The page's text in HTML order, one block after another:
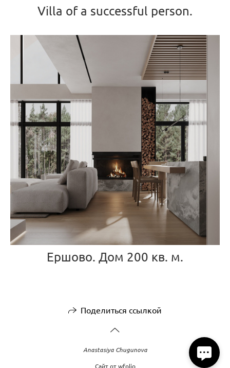
Villa of a successful person.
Ершово. Дом 200 кв. м.
Поделиться ссылкой
Anastasiya Chugunova
Сайт отwfolio